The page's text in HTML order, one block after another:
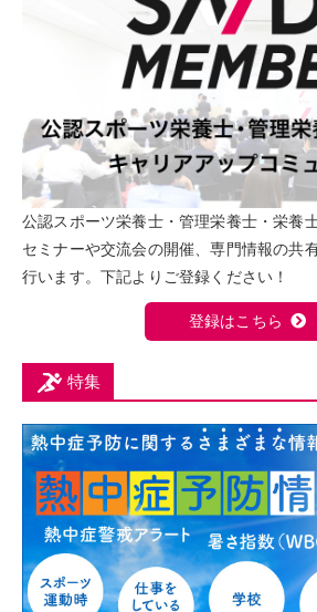
公認スポーツ栄養士・管理栄養士・栄養
セミナーや交流会の開催、専門情報の共
行います。下記よりご登録ください！
登録はこちら
特集